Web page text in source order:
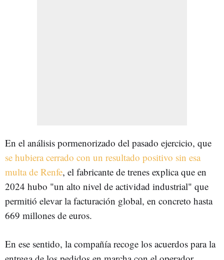
En el análisis pormenorizado del pasado ejercicio, que
se hubiera cerrado con un resultado positivo sin esa
multa de Renfe, el fabricante de trenes explica que en
2024 hubo "un alto nivel de actividad industrial" que
permitió elevar la facturación global, en concreto hasta
669 millones de euros.
En ese sentido, la compañía recoge los acuerdos para la